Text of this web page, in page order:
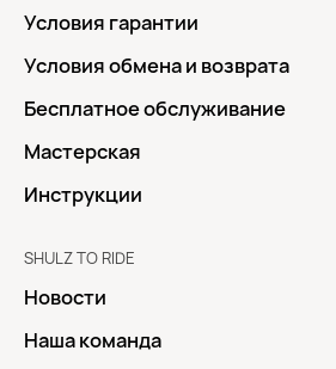
Условия гарантии
Условия обмена и возврата
Бесплатное обслуживание
Мастерская
Инструкции
SHULZ TO RIDE
Новости
Наша команда